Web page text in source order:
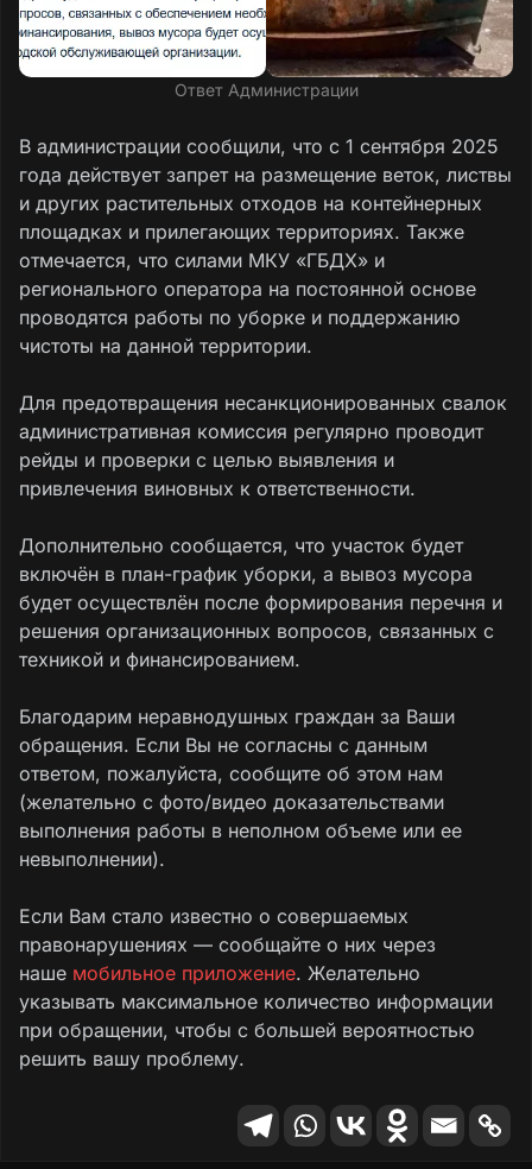
Ответ Администрации
В администрации сообщили, что с 1 сентября 2025
года действует запрет на размещение веток, листвы
и других растительных отходов на контейнерных
площадках и прилегающих территориях. Также
отмечается, что силами МКУ «ГБДХ» и
регионального оператора на постоянной основе
проводятся работы по уборке и поддержанию
чистоты на данной территории.
Для предотвращения несанкционированных свалок
административная комиссия регулярно проводит
рейды и проверки с целью выявления и
привлечения виновных к ответственности.
Дополнительно сообщается, что участок будет
включён в план-график уборки, а вывоз мусора
будет осуществлён после формирования перечня и
решения организационных вопросов, связанных с
техникой и финансированием.
Благодарим неравнодушных граждан за Ваши
обращения. Если Вы не согласны с данным
ответом, пожалуйста, сообщите об этом нам
(желательно с фото/видео доказательствами
выполнения работы в неполном объеме или ее
невыполнении).
Если Вам стало известно о совершаемых
правонарушениях — сообщайте о них через
наше мобильное приложение. Желательно
указывать максимальное количество информации
при обращении, чтобы с большей вероятностью
решить вашу проблему.